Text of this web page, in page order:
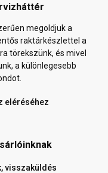
megoldjuk a
raktárkészlettel a
törekszünk, és mivel
a különlegesebb
eléréséhez
visszaküldés